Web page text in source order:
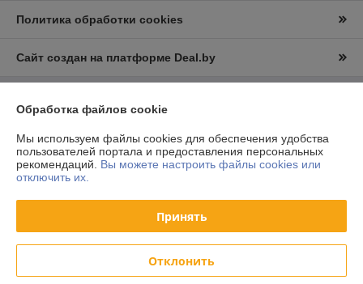
Политика обработки cookies
Сайт создан на платформе Deal.by
Информация для покупателя
Юридическое лицо:ООО "Вудлайк"
г.Минск.,ул.Уборевича 95А
Регистрационный номер ЕГР: 193107872
УНП: 193107872
Регистрационный орган: Минским горисполком
Дата регистрации компании: 04.02.2016
Ссылка на свидетельство/лицензию
Обработка файлов cookie
Мы используем файлы cookies для обеспечения удобства
пользователей портала и предоставления персональных
рекомендаций. Вы можете настроить файлы cookies или
отключить их.
Принять
Отклонить